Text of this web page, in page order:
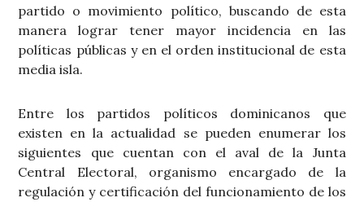
partido o movimiento político, buscando de esta
manera lograr tener mayor incidencia en las
políticas públicas y en el orden institucional de esta
media isla.
Entre los partidos políticos dominicanos que
existen en la actualidad se pueden enumerar los
siguientes que cuentan con el aval de la Junta
Central Electoral, organismo encargado de la
regulación y certificación del funcionamiento de los